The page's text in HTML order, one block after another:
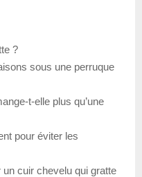
?
sous une perruque
t-elle plus qu’une
pour éviter les
un cuir chevelu qui gratte